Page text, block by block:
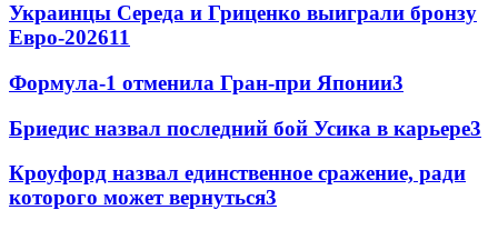
Украинцы Середа и Гриценко выиграли бронзу
Евро-202611
Формула-1 отменила Гран-при Японии3
Бриедис назвал последний бой Усика в карьере3
Кроуфорд назвал единственное сражение, ради
которого может вернуться3